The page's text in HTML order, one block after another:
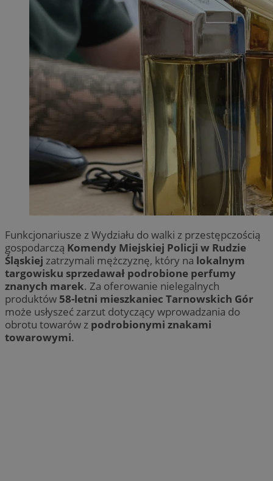
Funkcjonariusze z Wydziału do walki z przestępczością
gospodarczą Komendy Miejskiej Policji w Rudzie
Śląskiej zatrzymali mężczyznę, który na lokalnym
targowisku sprzedawał podrobione perfumy
znanych marek. Za oferowanie nielegalnych
produktów 58-letni mieszkaniec Tarnowskich Gór
może usłyszeć zarzut dotyczący wprowadzania do
obrotu towarów z podrobionymi znakami
towarowymi.